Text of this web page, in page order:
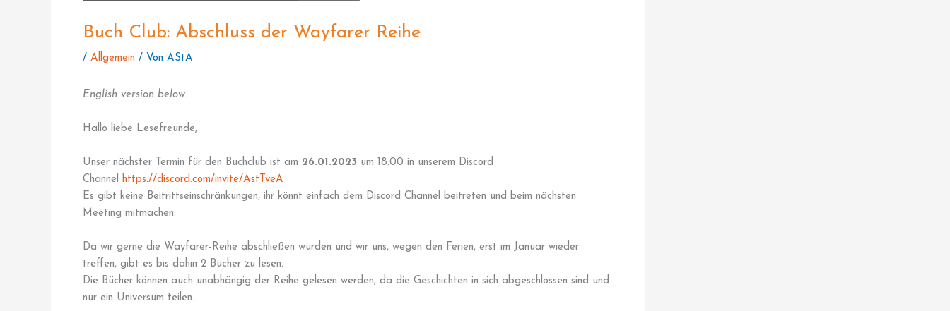
Buch Club: Abschluss der Wayfarer Reihe
/ Allgemein / Von AStA
English version below.
Hallo liebe Lesefreunde,
Unser nächster Termin für den Buchclub ist am 26.01.2023 um 18:00 in unserem Discord
Channel https://discord.com/invite/AstTveA
Es gibt keine Beitrittseinschränkungen, ihr könnt einfach dem Discord Channel beitreten und beim nächsten
Meeting mitmachen.
Da wir gerne die Wayfarer-Reihe abschließen würden und wir uns, wegen den Ferien, erst im Januar wieder
treffen, gibt es bis dahin 2 Bücher zu lesen.
Die Bücher können auch unabhängig der Reihe gelesen werden, da die Geschichten in sich abgeschlossen sind und
nur ein Universum teilen.